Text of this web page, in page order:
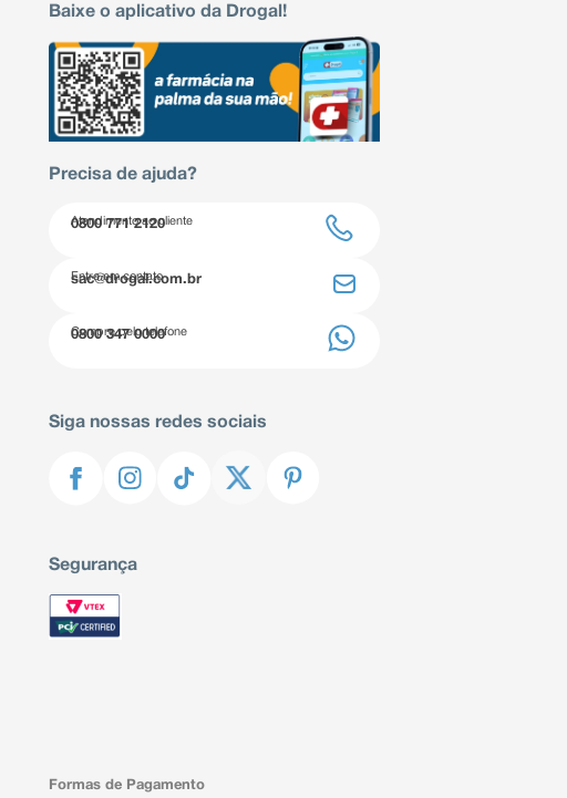
Baixe o aplicativo da Drogal!
Precisa de ajuda?
Atendimento ao cliente
0800 771 2120
Entre em contato
sac@drogal.com.br
Compre pelo telefone
0800 347 0000
Siga nossas redes sociais
Segurança
Formas de Pagamento